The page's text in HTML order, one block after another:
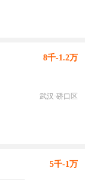
8千-1.2万
武汉·硚口区
5千-1万